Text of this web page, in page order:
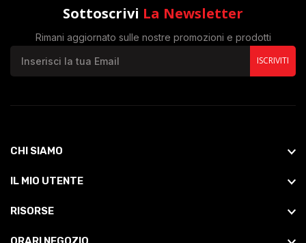
Sottoscrivi La Newsletter
Rimani aggiornato sulle nostre promozioni e prodotti
ISCRIVITI
CHI SIAMO
IL MIO UTENTE
RISORSE